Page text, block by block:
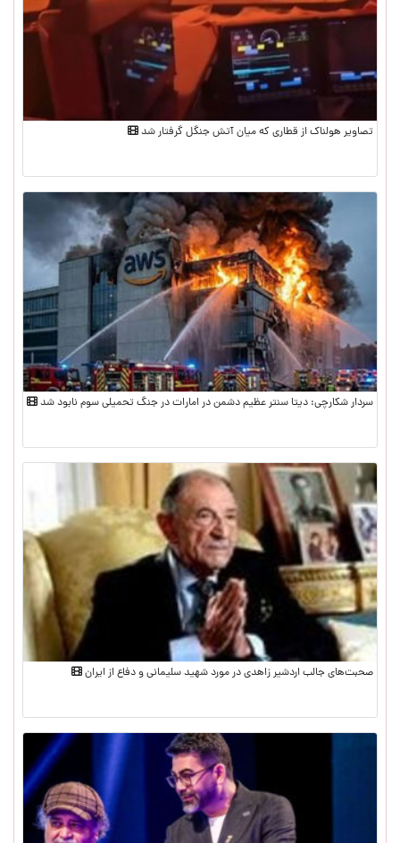
تصاویر هولناک از قطاری که میان آتش جنگل گرفتار شد
سردار شکارچی: دیتا سنتر عظیم دشمن در امارات در جنگ تحمیلی سوم نابود شد
صحبت‌های جالب اردشیر زاهدی در مورد شهید سلیمانی و دفاع از ایران